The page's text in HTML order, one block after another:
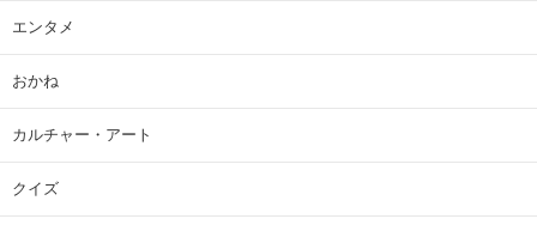
エンタメ
おかね
カルチャー・アート
クイズ